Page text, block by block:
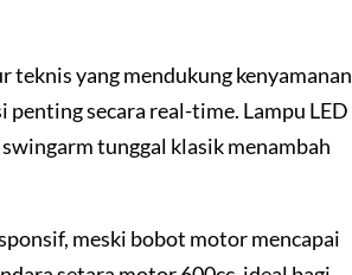
yang mendukung kenyamanan
secara real-time. Lampu LED
tunggal klasik menambah
meski bobot motor mencapai